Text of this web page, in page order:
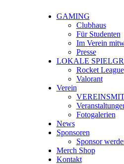
GAMING
Clubhaus
Für Studenten
Im Verein
Presse
LOKALE
Rocket League
Valorant
Verein
Fotogalerien
News
Sponsoren
Sponsor
Merch Shop
Kontakt